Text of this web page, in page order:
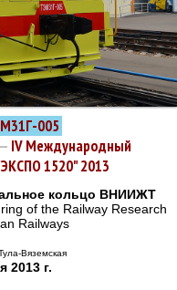
005
— IV Международный
1520" 2013
кольцо ВНИИЖТ
of the Railway Research
Railways
Вяземская
2013 г.